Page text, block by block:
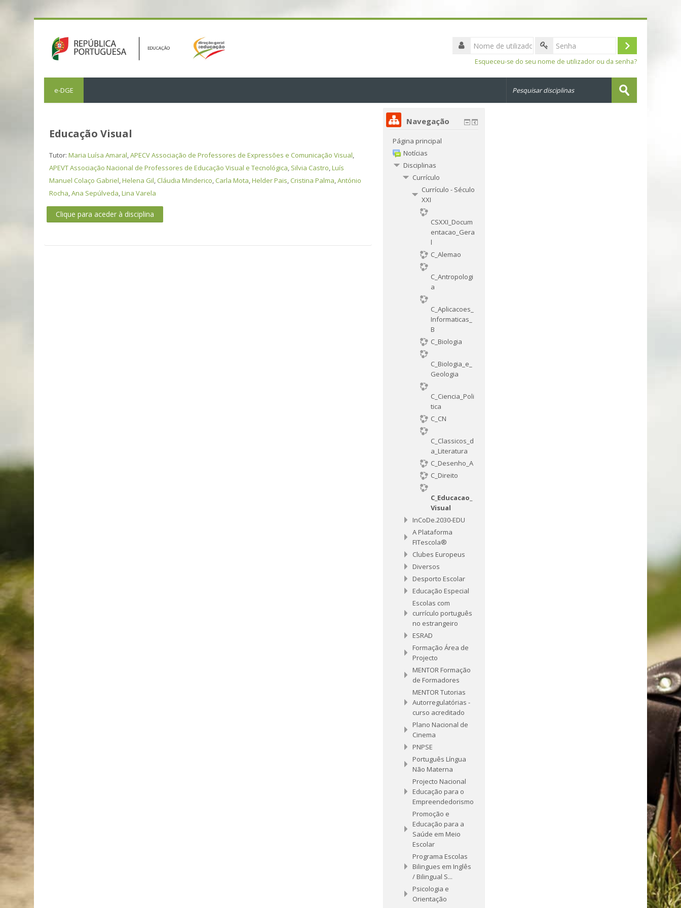
Nome
de
utilizador
Entrar
Esqueceu-se do seu nome de utilizador ou da senha?
e-DGE
disciplinas
Submeter
Educação Visual
Tutor:Maria Luísa Amaral ,APECV Associação de Professores de Expressões e Comunicação Visual
APEVT Associação Nacional de Professores de Educação Visual e Tecnológica Silvia Castro ,Luís
Manuel Colaço Gabriel ,Helena Gil Cláudia Minderico Carla Mota ,Helder Pais Cristina Palma ,António
Rocha ,Ana Sepúlveda ,Lina Varela
Clique para aceder à disciplina
Navegação
Página principal
Notícias
Disciplinas
Currículo
Currículo - Século
XXI
CSXXI_Docum
entacao_Gera
l
C_Alemao
C_Antropologi
a
C_Aplicacoes_
Informaticas_
B
C_Biologia
C_Biologia_e_
Geologia
C_Ciencia_Poli
tica
C_CN
C_Classicos_d
a_Literatura
C_Desenho_A
C_Direito
C_Educacao_
Visual
InCoDe.2030-EDU
A Plataforma
FITescola®
Clubes Europeus
Diversos
Desporto Escolar
Educação Especial
Escolas com
currículo português
no estrangeiro
ESRAD
Formação Área de
Projecto
MENTOR Formação
de Formadores
MENTOR Tutorias
Autorregulatórias -
curso acreditado
Plano Nacional de
Cinema
PNPSE
Português Língua
Não Materna
Projecto Nacional
Educação para o
Empreendedorismo
Promoção e
Educação para a
Saúde em Meio
Escolar
Programa Escolas
Bilingues em Inglês
/ Bilingual S...
Psicologia e
Orientação